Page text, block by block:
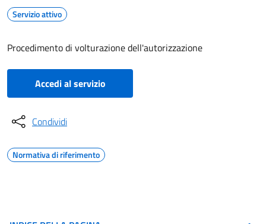
Servizio attivo
Procedimento di volturazione dell'autorizzazione
Accedi al servizio
Condividi
Normativa di riferimento